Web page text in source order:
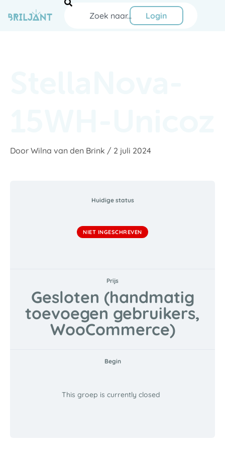
naar
Zoeken
Login
Door Wilna van den Brink / 2 juli 2024
Huidige status
NIET INGESCHREVEN
Prijs
Gesloten (handmatig
toevoegen gebruikers,
WooCommerce)
Begin
This groep is currently closed